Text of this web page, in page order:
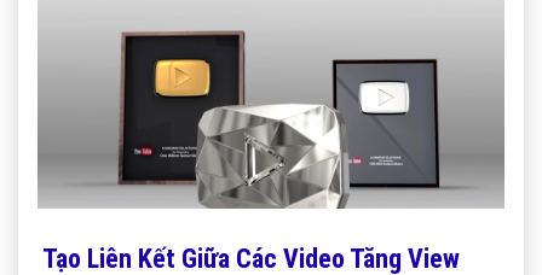
Tạo Liên Kết Giữa Các Video Tăng View